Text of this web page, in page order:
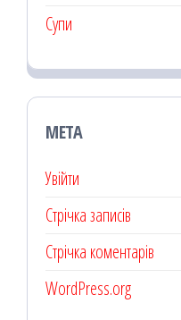
Супи
МЕТА
Увійти
Стрічка записів
Стрічка коментарів
WordPress.org